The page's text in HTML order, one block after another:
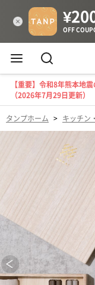
【重要】令和8年熊本地
（2026年7月29日更新）
タンプホーム > キッチン